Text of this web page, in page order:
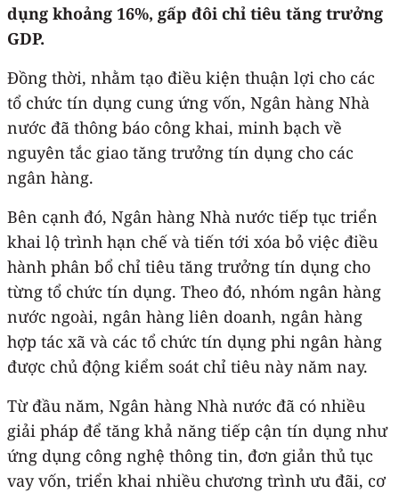
dụng khoảng 16%, gấp đôi chỉ tiêu tăng trưởng
GDP.
Đồng thời, nhằm tạo điều kiện thuận lợi cho các
tổ chức tín dụng cung ứng vốn, Ngân hàng Nhà
nước đã thông báo công khai, minh bạch về
nguyên tắc giao tăng trưởng tín dụng cho các
ngân hàng.
Bên cạnh đó, Ngân hàng Nhà nước tiếp tục triển
khai lộ trình hạn chế và tiến tới xóa bỏ việc điều
hành phân bổ chỉ tiêu tăng trưởng tín dụng cho
từng tổ chức tín dụng. Theo đó, nhóm ngân hàng
nước ngoài, ngân hàng liên doanh, ngân hàng
hợp tác xã và các tổ chức tín dụng phi ngân hàng
được chủ động kiểm soát chỉ tiêu này năm nay.
Từ đầu năm, Ngân hàng Nhà nước đã có nhiều
giải pháp để tăng khả năng tiếp cận tín dụng như
ứng dụng công nghệ thông tin, đơn giản thủ tục
vay vốn, triển khai nhiều chương trình ưu đãi, cơ